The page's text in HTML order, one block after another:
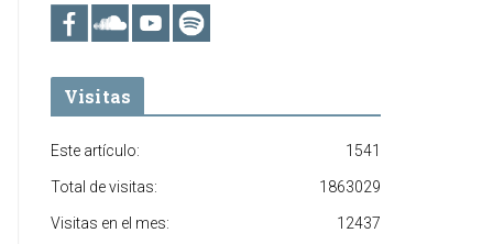
Visitas
1541
Este artículo:
1863029
Total de visitas:
12437
Visitas en el mes: